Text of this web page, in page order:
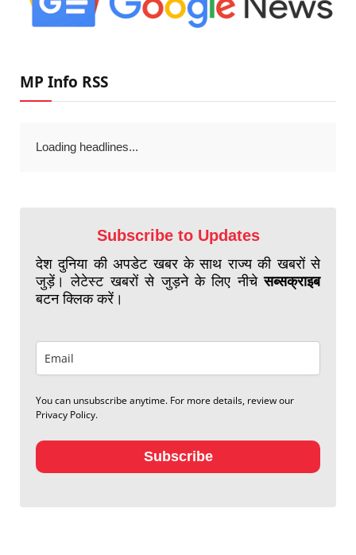
MP Info RSS
Loading headlines...
Subscribe to Updates
देश दुनिया की अपडेट खबर के साथ राज्य की खबरों से
जुड़ें। लेटेस्ट खबरों से जुड़ने के लिए नीचेसब्सक्राइब
बटन क्लिक करें।
You can unsubscribe anytime. For more details, review our
Privacy Policy.
Subscribe